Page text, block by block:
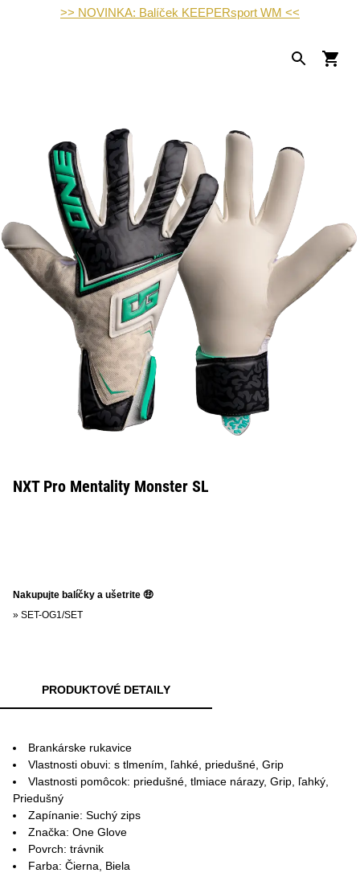
>> NOVINKA: Balíček KEEPERsport WM <<
NXT Pro Mentality Monster SL
Nakupujte balíčky a ušetrite 🤑
» SET-OG1/SET
PRODUKTOVÉ DETAILY
Brankárske rukavice
Vlastnosti obuvi: s tlmením, ľahké, priedušné, Grip
Vlastnosti pomôcok: priedušné, tlmiace nárazy, Grip, ľahký,
Priedušný
Zapínanie: Suchý zips
Značka: One Glove
Povrch: trávnik
Farba: Čierna, Biela